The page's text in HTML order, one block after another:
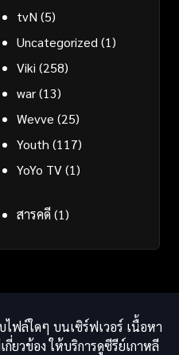
tvN (5)
Uncategorized (1)
Viki (258)
war(13)
Wevve (25)
Youth (117)
YoYo TV(1)
สารคดี(1)
ไฟล์ใดๆ บนเซิร์ฟเวอร์ เนื้อหา
ยวข้อง ให้บริการดูซีรีย์เกาหลี